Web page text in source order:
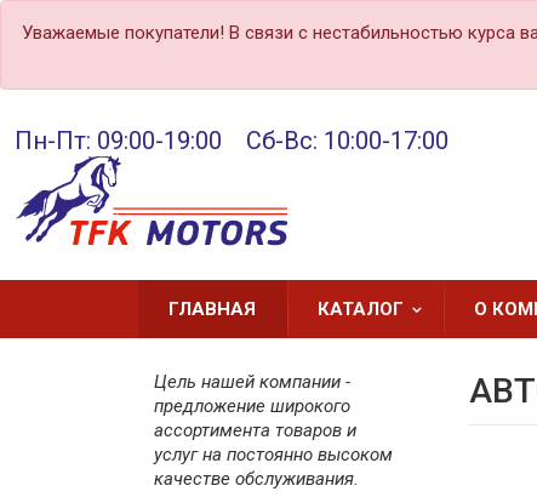
Уважаемые покупатели! В связи с нестабильностью курса
Пн-Пт: 09:00-19:00 Сб-Вс: 10:00-17:00
ГЛАВНАЯ КАТАЛОГ О
Цель нашей компании -
предложение широкого
ассортимента товаров и
услуг на постоянно высоком
качестве обслуживания.